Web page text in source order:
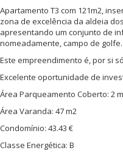
Apartamento T3 com 121m2,
zona de excelência da aldeia
apresentando um conjunto de
nomeadamente, campo de golfe.
Este empreendimento é, por si
Excelente oportunidade de
Área Parqueamento Coberto: 2
Área Varanda: 47 m2
Condomínio: 43.43 €
Classe Energética: B